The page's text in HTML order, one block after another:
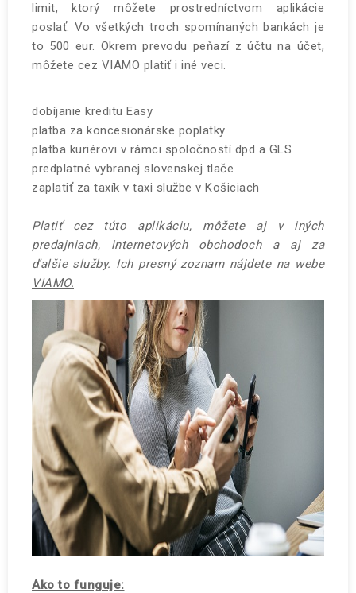
limit, ktorý môžete prostredníctvom aplikácie
poslať. Vo všetkých troch spomínaných bankách je
to 500 eur. Okrem prevodu peňazí z účtu na účet,
môžete cez VIAMO platiť i iné veci.
dobíjanie kreditu Easy
platba za koncesionárske poplatky
platba kuriérovi v rámci spoločností dpd a GLS
predplatné vybranej slovenskej tlače
zaplatiť za taxík v taxi službe v Košiciach
Platiť cez túto aplikáciu, môžete aj v iných
predajniach, internetových obchodoch a aj za
ďalšie služby. Ich presný zoznam nájdete na webe
VIAMO.
Ako to funguje: